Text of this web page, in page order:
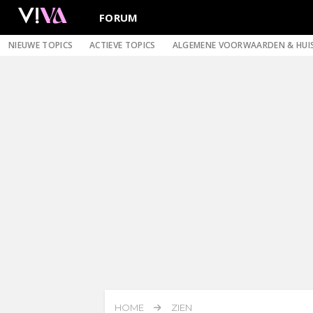
FORUM
NIEUWE TOPICS ACTIEVE TOPICS ALGEMENE VOORWAARDEN &
HOME ZIEN